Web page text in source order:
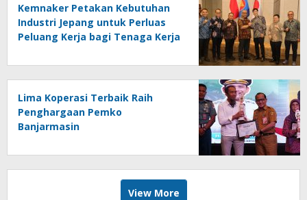
Kemnaker Petakan Kebutuhan
Industri Jepang untuk Perluas
Peluang Kerja bagi Tenaga Kerja
Lima Koperasi Terbaik Raih
Penghargaan Pemko
Banjarmasin
View More